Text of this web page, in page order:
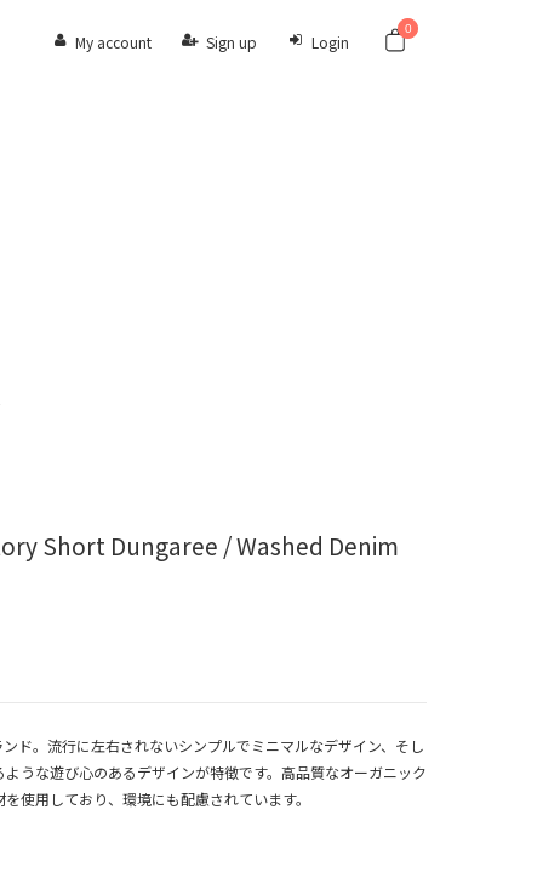
My account Sign up Login
0
Short Dungaree / Washed Denim
ド。流行に左右されないシンプルでミニマルなデザイン、そし
うな遊び心のあるデザインが特徴です。高品質なオーガニック
使用しており、環境にも配慮されています。